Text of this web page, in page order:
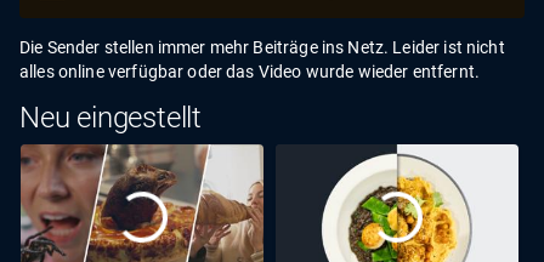
Die Sender stellen immer mehr Beiträge ins Netz. Leider ist nicht
alles online verfügbar oder das Video wurde wieder entfernt.
Neu eingestellt